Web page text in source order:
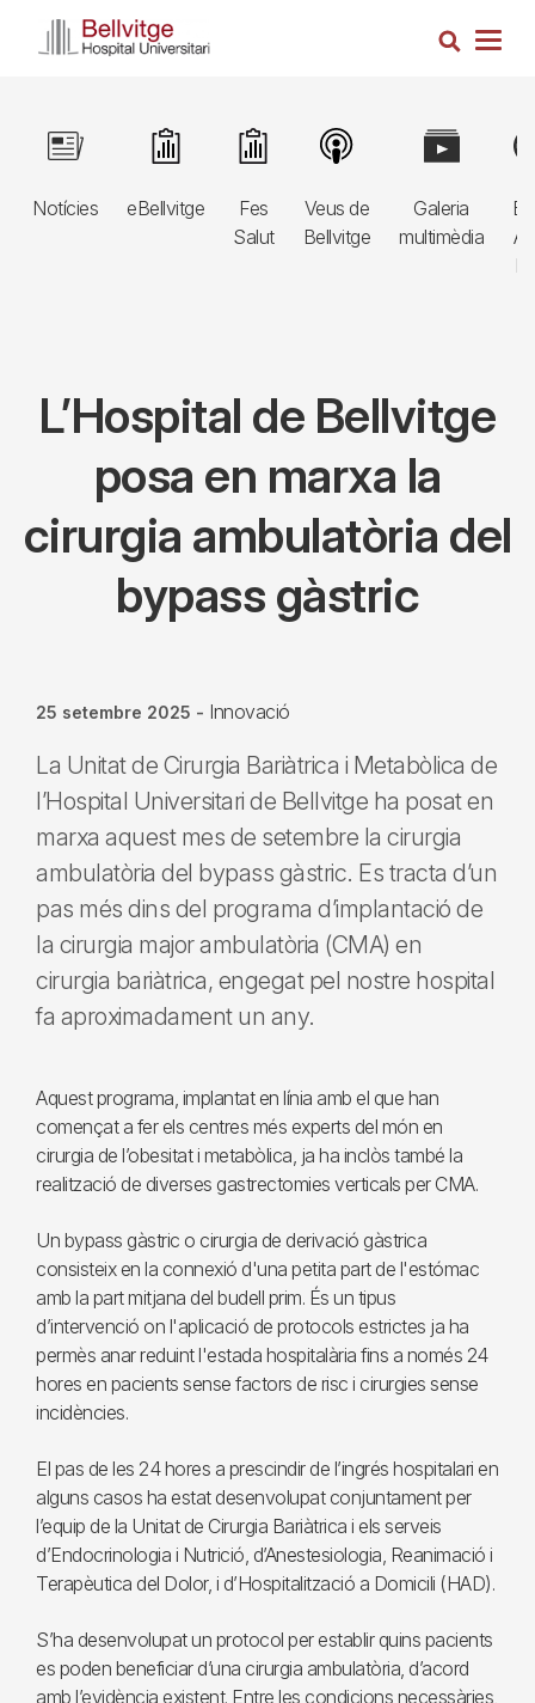
Cerca
Navegació
principal
3r
Notícies
Image
eBellvitge
Image
Fes
Salut
Image
Veus de
Bellvitge
Image
Galeria
multimèdia
Image
L’Hospital de Bellvitge
posa en marxa la
cirurgia ambulatòria del
bypass gàstric
25 setembre 2025 - Innovació
La Unitat de Cirurgia Bariàtrica i Metabòlica de
l’Hospital Universitari de Bellvitge ha posat en
marxa aquest mes de setembre la cirurgia
ambulatòria del bypass gàstric. Es tracta d’un
pas més dins del programa d’implantació de
la cirurgia major ambulatòria (CMA) en
cirurgia bariàtrica, engegat pel nostre hospital
fa aproximadament un any.
Aquest programa, implantat en línia amb el que han
començat a fer els centres més experts del món en
cirurgia de l’obesitat i metabòlica, ja ha inclòs també la
realització de diverses gastrectomies verticals per CMA.
Un bypass gàstric o cirurgia de derivació gàstrica
consisteix en la connexió d'una petita part de l'estómac
amb la part mitjana del budell prim. És un tipus
d’intervenció on l'aplicació de protocols estrictes ja ha
permès anar reduint l'estada hospitalària fins a només 24
hores en pacients sense factors de risc i cirurgies sense
incidències.
El pas de les 24 hores a prescindir de l’ingrés hospitalari en
alguns casos ha estat desenvolupat conjuntament per
l’equip de la Unitat de Cirurgia Bariàtrica i els serveis
d’Endocrinologia i Nutrició, d’Anestesiologia, Reanimació i
Terapèutica del Dolor, i d’Hospitalització a Domicili (HAD).
S’ha desenvolupat un protocol per establir quins pacients
es poden beneficiar d’una cirurgia ambulatòria, d’acord
amb l’evidència existent. Entre les condicions necessàries,